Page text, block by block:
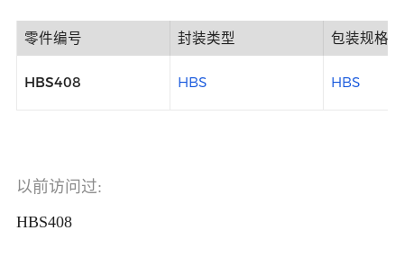
零件编号 封装类型 包装规格
HBS408 HBS HBS
以前访问过:
HBS408